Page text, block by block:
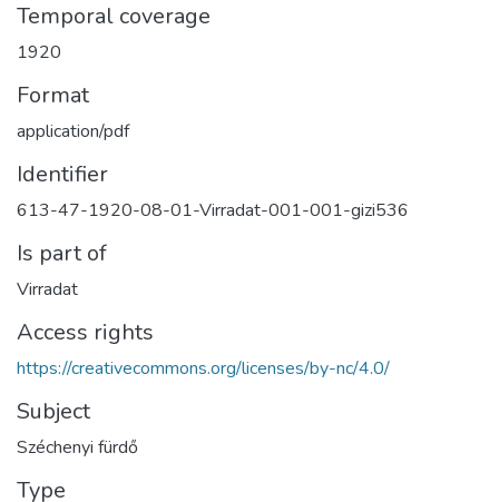
Temporal coverage
1920
Format
application/pdf
Identifier
613-47-1920-08-01-Virradat-001-001-gizi536
Is part of
Virradat
Access rights
https://creativecommons.org/licenses/by-nc/4.0/
Subject
Széchenyi fürdő
Type